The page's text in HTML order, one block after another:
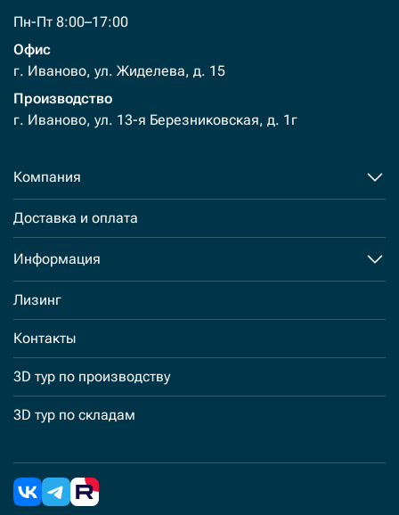
Пн-Пт 8:00–17:00
Офис
г. Иваново, ул. Жиделева, д. 15
Производство
г. Иваново, ул. 13-я Березниковская, д. 1г
Компания
Доставка и оплата
Информация
Лизинг
Контакты
3D тур по производству
3D тур по складам